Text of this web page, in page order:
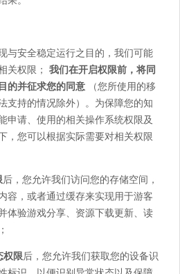
与安全稳定运行之目的，我们可能
关权限； 我们在开启权限前，将同
的并征求您的同意 （您所使用的移
支持的情况除外）。为保障您的知
申请、使用的相关操作系统权限及
，您可以根据实际需要对相关权限
后，您允许我们访问您的存储空间，
容，或者通过缓存来实现用于游客
体验游戏分享、资源下载更新、读
权限后，您允许我们获取您的设备识